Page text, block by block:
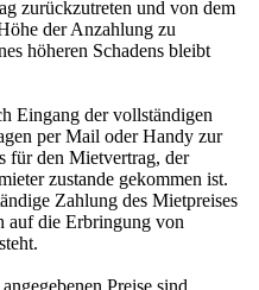
zurückzutreten und von dem
der Anzahlung zu
höheren Schadens bleibt
Eingang der vollständigen
per Mail oder Handy zur
für den Mietvertrag, der
zustande gekommen ist.
Zahlung des Mietpreises
auf die Erbringung von
Preise sind